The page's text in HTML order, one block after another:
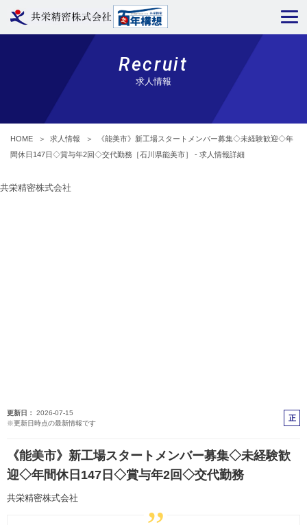
Recruit
求人情報
HOME ＞ 求人情報 ＞
《能美市》新工場スタートメンバー募集◇未経験歓迎◇年
間休日147日◇賞与年2回◇交代勤務［石川県能美市］ - 求人情報詳細
更新日
2026-07-15
※更新日時点の最新情報です
正
《能美市》新工場スタートメンバー募集◇未経験歓
迎◇年間休日147日◇賞与年2回◇交代勤務
共栄精密株式会社